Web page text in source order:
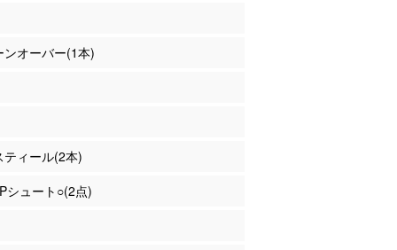
オーバー(1本)
ィール(2本)
シュート○(2点)